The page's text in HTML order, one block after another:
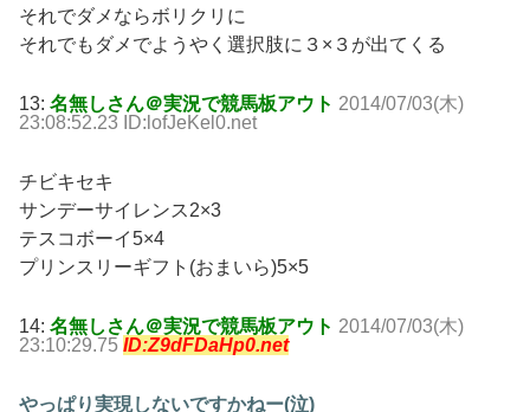
それでダメならボリクリに
それでもダメでようやく選択肢に３×３が出てくる
13: 名無しさん＠実況で競馬板アウト 2014/07/03(木)
23:08:52.23 ID:lofJeKel0.net
チビキセキ
サンデーサイレンス2×3
テスコボーイ5×4
プリンスリーギフト(おまいら)5×5
14: 名無しさん＠実況で競馬板アウト 2014/07/03(木)
23:10:29.75 ID:Z9dFDaHp0.net
やっぱり実現しないですかねー(泣)